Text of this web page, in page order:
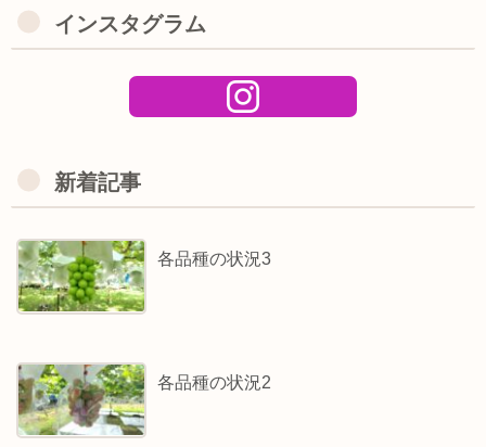
インスタグラム
新着記事
各品種の状況3
各品種の状況2